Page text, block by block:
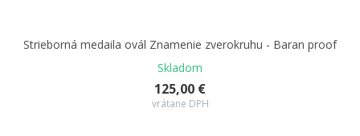
Strieborná medaila ovál Znamenie zverokruhu - Baran proof
Skladom
125,00 €
vrátane DPH